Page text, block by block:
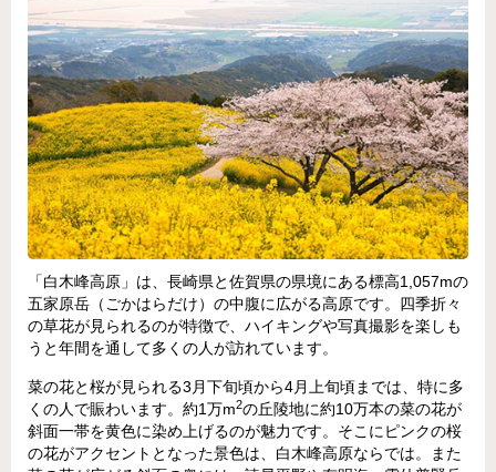
「白木峰高原」は、長崎県と佐賀県の県境にある標高1,057mの
五家原岳（ごかはらだけ）の中腹に広がる高原です。四季折々
の草花が見られるのが特徴で、ハイキングや写真撮影を楽しも
うと年間を通して多くの人が訪れています。
菜の花と桜が見られる3月下旬頃から4月上旬頃までは、特に多
くの人で賑わいます。約1万m2の丘陵地に約10万本の菜の花が
斜面一帯を黄色に染め上げるのが魅力です。そこにピンクの桜
の花がアクセントとなった景色は、白木峰高原ならでは。また